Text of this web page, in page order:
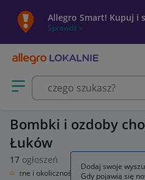
Allegro Smart! Kupuj i
Sprawdź »
Otwórz menu z kategoriami
Bombki i ozdoby
Łuków
17 ogłoszeń
i okolicznościowe Boże
Dodaj swoje
Gdy pojawią się